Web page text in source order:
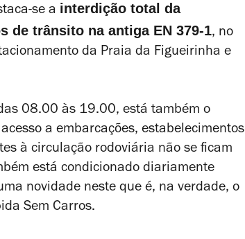
se a interdição total da
de trânsito na antiga EN 379-1, no
da Praia da Figueirinha e
08.00 às 19.00, está também o
a embarcações, estabelecimentos
à circulação rodoviária não se ficam
está condicionado diariamente
novidade neste que é, na verdade, o
Sem Carros.